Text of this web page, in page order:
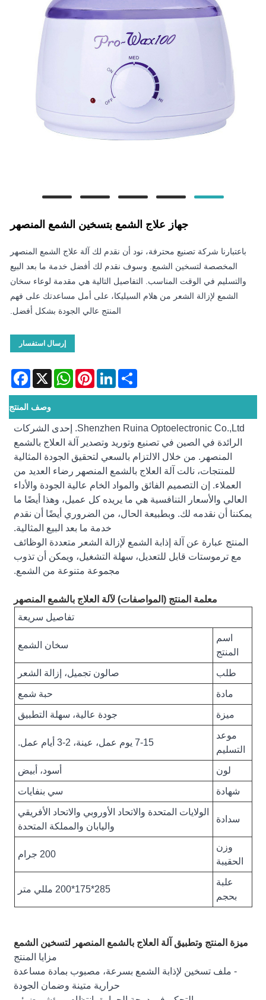
جهاز علاج الشمع بتسخين الشمع المنصهر
باعتبارنا شركة تصنيع محترفة، نود أن نقدم لك آلة علاج الشمع المنصهر
المخصصة لتسخين الشمع. وسوف نقدم لك أفضل خدمة ما بعد البيع
والتسليم في الوقت المناسب. التفاصيل التالية هي مقدمة لوعاء سخان
الشمع لإزالة الشعر من هلام السيليكا، على أمل مساعدتك على فهم
المنتج عالي الجودة بشكل أفضل.
إرسال استفسار
X
WhatsAppPinterestLinkedInShare
وصف المنتج
Shenzhen Ruina Optoelectronic Co.,Ltd. إحدى الشركات
الرائدة في الصين في تصنيع وتوريد وتصدير آلة العلاج بالشمع
المنصهر. من خلال الالتزام بالسعي لتحقيق الجودة المثالية
للمنتجات، نالت آلة العلاج بالشمع المنصهر رضاء العديد من
العملاء. إن التصميم الفائق والمواد الخام عالية الجودة والأداء
العالي والأسعار التنافسية هي ما يريده كل عميل، وهذا أيضًا ما
يمكننا أن نقدمه لك. وبطبيعة الحال، من الضروري أيضًا أن نقدم
خدمة ما بعد البيع المثالية.
المنتج عبارة عن آلة إذابة الشمع لإزالة الشعر متعددة الوظائف
مع ترموستات قابل للتعديل، سهلة التشغيل، ويمكن أن تذوب
مجموعة متنوعة من الشمع.
معلمة المنتج (المواصفات) لآلة العلاج بالشمع المنصهر
تفاصيل سريعة
اسم
المنتج
سخان الشمع
طلب صالون تجميل، إزالة الشعر
مادة حبة شمع
ميزة جودة عالية، سهلة التطبيق
موعد
التسليم
7-15 يوم عمل، عينة، 2-3 أيام عمل.
لون أسود، أبيض
شهادة سي بنفايات
سدادة
الولايات المتحدة والاتحاد الأوروبي والاتحاد الأفريقي
واليابان والمملكة المتحدة
وزن
الحقيبة
200 جرام
علبة
بحجم
285*175*200 مللي متر
ميزة المنتج وتطبيق آلة العلاج بالشمع المنصهر لتسخين الشمع
مزايا المنتج
- ملف تسخين لإذابة الشمع بسرعة، مصبوب بمادة مساعدة
حرارية متينة وضمان الجودة